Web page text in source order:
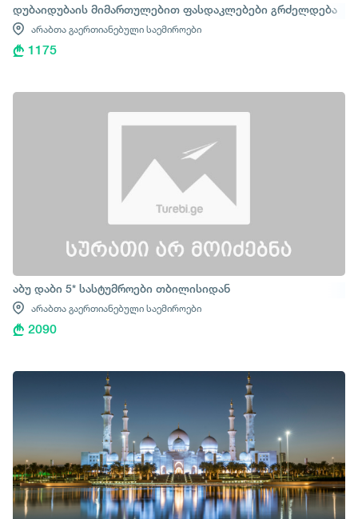
დუბაიდუბაის მიმართულებით ფასდაკლებები გრძელდება
არაბთა გაერთიანებული საემიროები
1175
აბუ დაბი 5* სასტუმროები თბილისიდან
არაბთა გაერთიანებული საემიროები
2090